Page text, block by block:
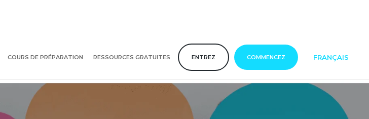
COURS DE PRÉPARATION RESSOURCES GRATUITES ENTREZ COMMENCEZ FRANÇAIS